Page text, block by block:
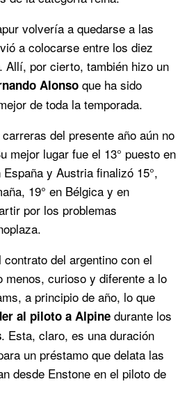
volvería a quedarse a las
a colocarse entre los diez
Allí, por cierto, también hizo un
Alonso que ha sido
de toda la temporada.
del presente año aún no
mejor lugar fue el 13° puesto en
y Austria finalizó 15°,
19° en Bélgica y en
por los problemas
del argentino con el
menos, curioso y diferente a lo
a principio de año, lo que
al piloto a Alpine durante los
. Esta, claro, es una duración
un préstamo que delata las
desde Enstone en el piloto de